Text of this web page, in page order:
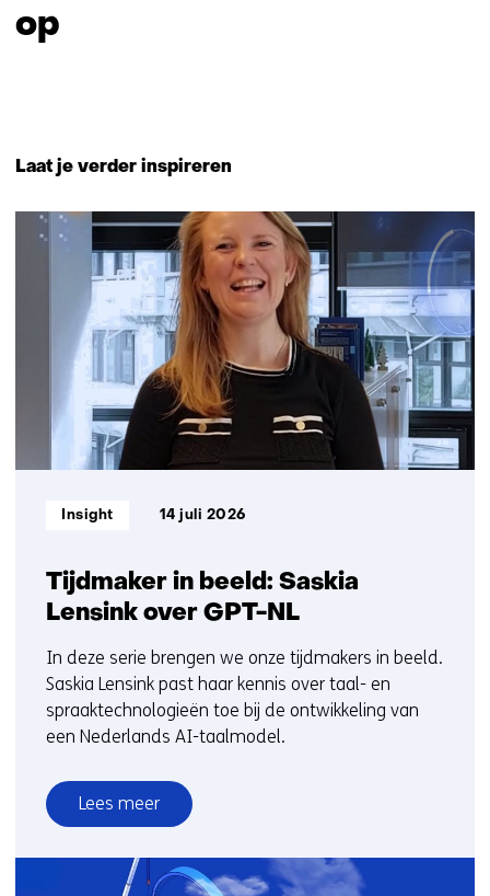
op
ons
op)
(Neem
contact
met
ons
op)
Laat je verder inspireren
540
resultaten,
getoond
6
t/m
Tijdmaker in beeld: Saskia
Lensink over GPT-NL
Informatietype:
Insight 14 juli 2026
In deze serie brengen we onze tijdmakers in beeld.
Saskia Lensink past haar kennis over taal- en
spraaktechnologieën toe bij de ontwikkeling van
een Nederlands AI-taalmodel.
Lees meer
over
Tijdmaker